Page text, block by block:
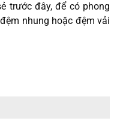
trước đây, để có phong
nhung hoặc đệm vải